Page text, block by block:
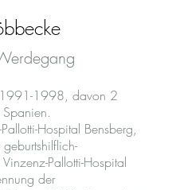
1998, davon 2
Hospital Bensberg,
Pallotti-Hospital
der